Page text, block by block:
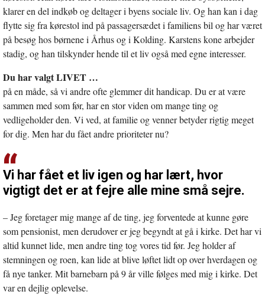
klarer en del indkøb og deltager i byens sociale liv. Og han kan i dag
flytte sig fra kørestol ind på passagersædet i familiens bil og har været
på besøg hos børnene i Århus og i Kolding. Karstens kone arbejder
stadig, og han tilskynder hende til et liv også med egne interesser.
Du har valgt LIVET …
på en måde, så vi andre ofte glemmer dit handicap. Du er at være
sammen med som før, har en stor viden om mange ting og
vedligeholder den. Vi ved, at familie og venner betyder rigtig meget
for dig. Men har du fået andre prioriteter nu?
Vi har fået et liv igen og har lært, hvor
vigtigt det er at fejre alle mine små sejre.
– Jeg foretager mig mange af de ting, jeg forventede at kunne gøre
som pensionist, men derudover er jeg begyndt at gå i kirke. Det har vi
altid kunnet lide, men andre ting tog vores tid før. Jeg holder af
stemningen og roen, kan lide at blive løftet lidt op over hverdagen og
få nye tanker. Mit barnebarn på 9 år ville følges med mig i kirke. Det
var en dejlig oplevelse.